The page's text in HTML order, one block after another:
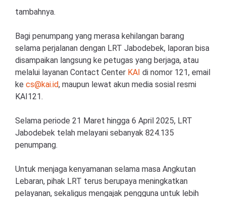
tambahnya.
Bagi penumpang yang merasa kehilangan barang
selama perjalanan dengan LRT Jabodebek, laporan bisa
disampaikan langsung ke petugas yang berjaga, atau
melalui layanan Contact Center KAI di nomor 121, email
ke cs@kai.id, maupun lewat akun media sosial resmi
KAI121.
Selama periode 21 Maret hingga 6 April 2025, LRT
Jabodebek telah melayani sebanyak 824.135
penumpang.
Untuk menjaga kenyamanan selama masa Angkutan
Lebaran, pihak LRT terus berupaya meningkatkan
pelayanan, sekaligus mengajak pengguna untuk lebih